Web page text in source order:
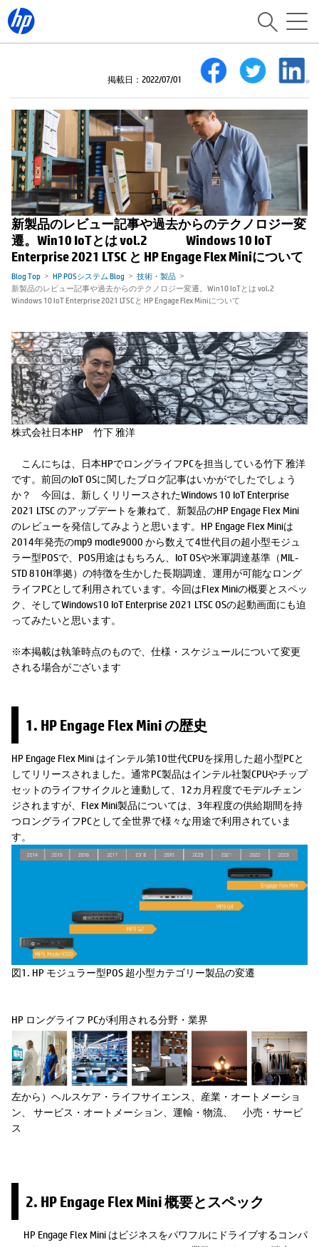
掲載日：2022/07/01
新製品のレビュー記事や過去からのテクノロジー変
遷。Win10 IoTとは vol.2 Windows 10 IoT
Enterprise 2021 LTSC と HP Engage Flex Miniについて
Blog Top HP POSシステム Blog
技術・製品
新製品のレビュー記事や過去からのテクノロジー変遷。Win10 IoTとは vol.2
Windows 10 IoT Enterprise 2021 LTSCと HP Engage Flex Miniについて
株式会社日本HP 竹下 雅洋
こんにちは、日本HPでロングライフPCを担当している竹下 雅洋
です。前回のIoT OSに関したブログ記事はいかがでしたでしょう
か？ 今回は、新しくリリースされたWindows 10 IoT Enterprise
2021 LTSC のアップデートを兼ねて、新製品のHP Engage Flex Mini
のレビューを発信してみようと思います。HP Engage Flex Miniは
2014年発売のmp9 modle9000 から数えて4世代目の超小型モジュ
ラー型POSで、POS用途はもちろん、IoT OSや米軍調達基準（MIL-
STD 810H準拠）の特徴を生かした長期調達、運用が可能なロング
ライフPCとして利用されています。今回はFlex Miniの概要とスペッ
ク、そしてWindows10 IoT Enterprise 2021 LTSC OSの起動画面にも迫
ってみたいと思います。
※本掲載は執筆時点のもので、仕様・スケジュールについて変更
される場合がございます
1. HP Engage Flex Mini の歴史
HP Engage Flex Mini はインテル第10世代CPUを採用した超小型PCと
してリリースされました。通常PC製品はインテル社製CPUやチップ
セットのライフサイクルと連動して、12カ月程度でモデルチェン
ジされますが、Flex Mini製品については、3年程度の供給期間を持
つロングライフPCとして全世界で様々な用途で利用されていま
す。
図1. HP モジュラー型POS 超小型カテゴリー製品の変遷
HP ロングライフ PCが利用される分野・業界
左から）ヘルスケア・ライフサイエンス、産業・オートメーショ
ン、 サービス・オートメーション、運輸・物流、 小売・サービ
ス
2. HP Engage Flex Mini 概要とスペック
HP Engage Flex Mini はビジネスをパワフルにドライブするコンパ